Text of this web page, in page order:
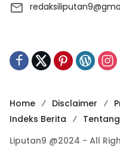
Home Disclaimer
Indeks Berita
Liputan9 @2024 - All